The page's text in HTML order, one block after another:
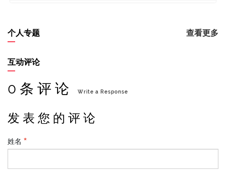
个人专题 查看更多
互动评论
0 条 评 论 Write a Response
发 表 您 的 评 论
姓名